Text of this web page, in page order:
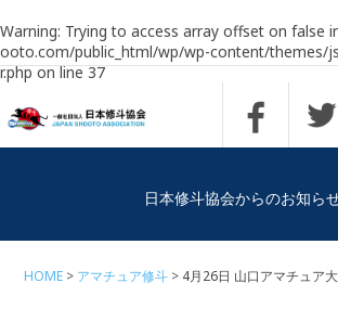
Warning: Trying to access array offset on false
ooto.com/public_html/wp/wp-content/themes/
r.phpon line37
日本修斗協会からのお知ら
HOME アマチュア修斗 4月26日 山口アマチュア